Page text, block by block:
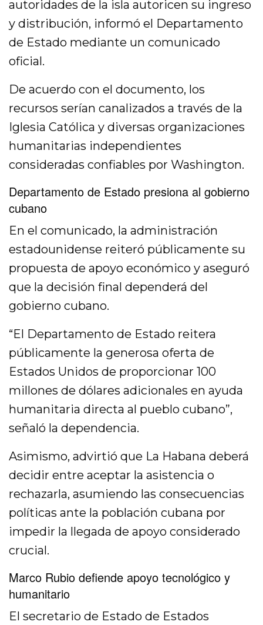
autoridades de la isla autoricen su ingreso
y distribución, informó el Departamento
de Estado mediante un comunicado
oficial.
De acuerdo con el documento, los
recursos serían canalizados a través de la
Iglesia Católica y diversas organizaciones
humanitarias independientes
consideradas confiables por Washington.
Departamento de Estado presiona al gobierno
cubano
En el comunicado, la administración
estadounidense reiteró públicamente su
propuesta de apoyo económico y aseguró
que la decisión final dependerá del
gobierno cubano.
“El Departamento de Estado reitera
públicamente la generosa oferta de
Estados Unidos de proporcionar 100
millones de dólares adicionales en ayuda
humanitaria directa al pueblo cubano”,
señaló la dependencia.
Asimismo, advirtió que La Habana deberá
decidir entre aceptar la asistencia o
rechazarla, asumiendo las consecuencias
políticas ante la población cubana por
impedir la llegada de apoyo considerado
crucial.
Marco Rubio defiende apoyo tecnológico y
humanitario
El secretario de Estado de Estados